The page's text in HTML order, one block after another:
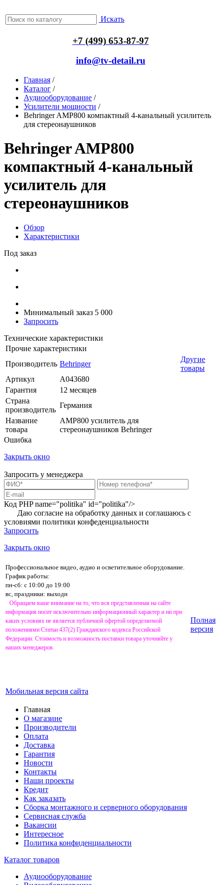
Искать
+7 (499) 653-87-97
info@tv-detail.ru
Главная /
Каталог /
Аудиооборудование /
Усилители мощности /
Behringer AMP800 компактный 4-канальный усилитель
для стереонаушников
Behringer AMP800
компактный 4-канальный
усилитель для
стереонаушников
Обзор
Характеристики
Под заказ
Минимальный заказ 5 000
Запросить
Технические характеристики
Прочие характеристики
Производитель Behringer
Другие
товары
Артикул
A043680
Гарантия
12 месяцев
Страна
производитель
Германия
Название
товара
AMP800 усилитель для
стереонаушников Behringer
Ошибка
Закрыть окно
Запросить у менеджера
Код PHPname="politika" id="politika"/>
Даю согласие на обработку данных и соглашаюсь с
условиями политики конфеденциальности
Запросить
Закрыть окно
Профессиональное видео, аудио и осветительное оборудование.
График работы:
пн-сб: с 10:00 до 19:00
вс, праздники: выходн
Обращаем ваше внимание на то, что вся представленная на сайте
информация носит исключительно информационный характер и ни при
каких условиях не является публичной офертой определяемой
положениями Статьи 437(2) Гражданского кодекса Российской
Федерации. Стоимость и возможность поставки товара уточняйте у
наших менеджеров.
Мобильная версия сайта
Полная
версия
Главная
О магазине
Производители
Оплата
Доставка
Гарантия
Новости
Контакты
Наши проекты
Кредит
Как заказать
Сборка монтажного и серверного оборудования
Сервисная служба
Вакансии
Интересное
Политика конфиденциальности
Каталог товаров
Аудиооборудование